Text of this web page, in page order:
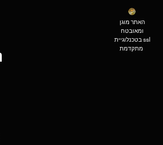
האתר מוגן
ומאובטח
בטכנלוגיית ssl